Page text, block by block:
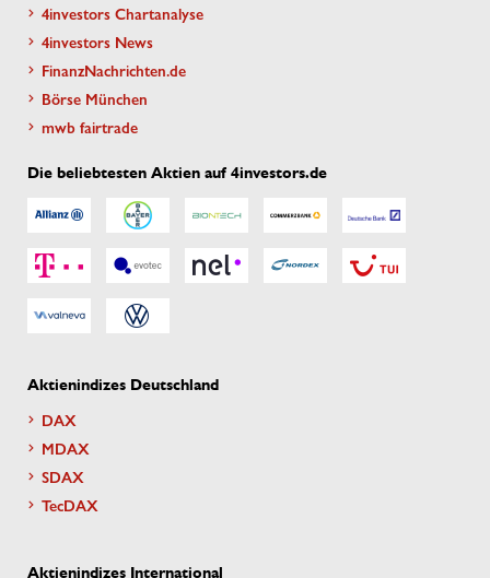
4investors Chartanalyse
4investors News
FinanzNachrichten.de
Börse München
mwb fairtrade
Die beliebtesten Aktien auf 4investors.de
Aktienindizes Deutschland
DAX
MDAX
SDAX
TecDAX
Aktienindizes International